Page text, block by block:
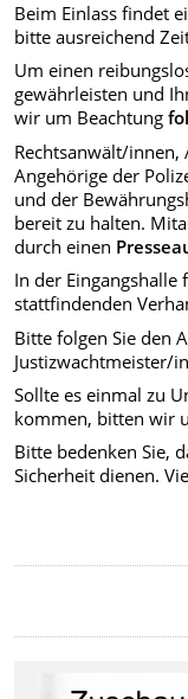
Beim Einlass findet
bitte ausreichend
Um einen
gewährleisten und
wir um Beachtung
Rechtsanwält/
Angehörige der
und der
bereit zu halten.
durch einen
In der Eingangshalle
stattfindenden
Bitte folgen Sie den
Justizwachtmeister/
Sollte es einmal zu
kommen, bitten wir
Bitte bedenken Sie,
Sicherheit dienen.